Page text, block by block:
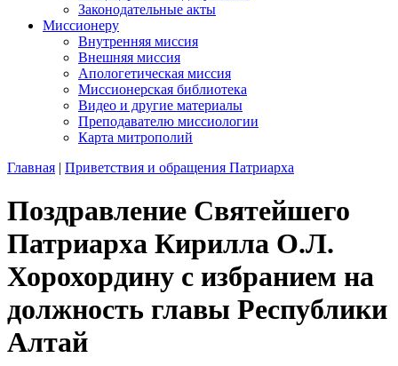
Законодательные акты
Миссионеру
Внутренняя миссия
Внешняя миссия
Апологетическая миссия
Миссионерская библиотека
Видео и другие материалы
Преподавателю миссиологии
Карта митрополий
Главная | Приветствия и обращения Патриарха
Поздравление Святейшего
Патриарха Кирилла О.Л.
Хорохордину с избранием на
должность главы Республики
Алтай